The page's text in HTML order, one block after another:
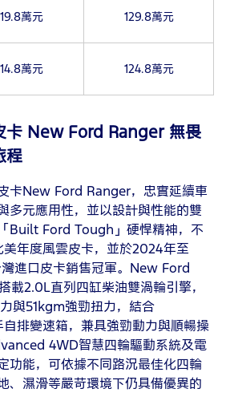
萬元 129.8萬元
萬元 124.8萬元
卡 New Ford Ranger 無畏
程
卡New Ford Ranger，忠實延續車
多元應用性，並以設計與性能的雙
Built Ford Tough」硬悍精神，不
年度風雲皮卡，並於2024年至
進口皮卡銷售冠軍。New Ford
2.0L直列四缸柴油雙渦輪引擎，
與51kgm強勁扭力，結合
排變速箱，兼具強勁動力與順暢操
4WD智慧四輪驅動系統及電
功能，可依據不同路況最佳化四輪
、濕滑等嚴苛環境下仍具備優異的